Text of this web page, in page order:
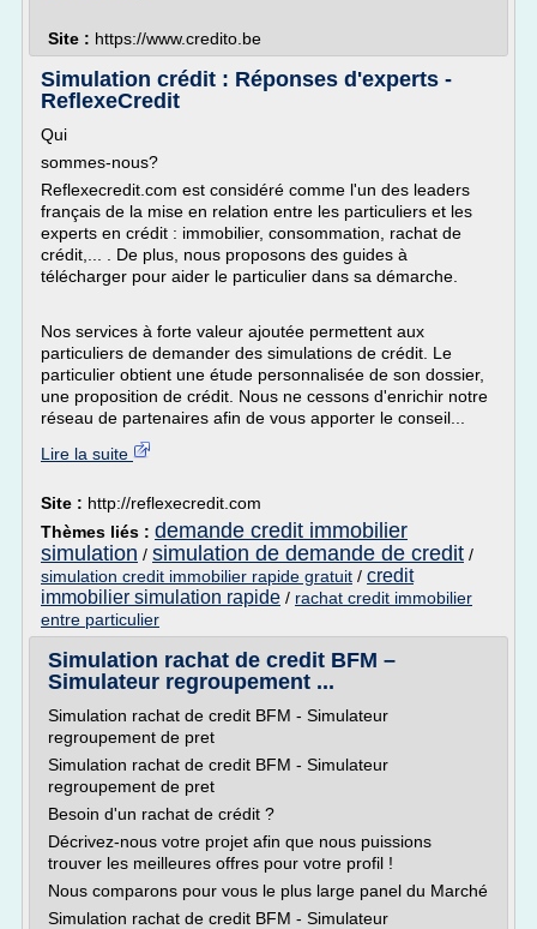
Site : https://www.credito.be
Simulation crédit : Réponses d'experts -
ReflexeCredit
Qui
sommes-nous?
Reflexecredit.com est considéré comme l'un des leaders
français de la mise en relation entre les particuliers et les
experts en crédit : immobilier, consommation, rachat de
crédit,... . De plus, nous proposons des guides à
télécharger pour aider le particulier dans sa démarche.
Nos services à forte valeur ajoutée permettent aux
particuliers de demander des simulations de crédit. Le
particulier obtient une étude personnalisée de son dossier,
une proposition de crédit. Nous ne cessons d'enrichir notre
réseau de partenaires afin de vous apporter le conseil...
Lire la suite
Site : http://reflexecredit.com
Thèmes liés : demande credit immobilier
simulation / simulation de demande de credit /
simulation credit immobilier rapide gratuit / credit
immobilier simulation rapide / rachat credit immobilier
entre particulier
Simulation rachat de credit BFM –
Simulateur regroupement ...
Simulation rachat de credit BFM - Simulateur
regroupement de pret
Simulation rachat de credit BFM - Simulateur
regroupement de pret
Besoin d'un rachat de crédit ?
Décrivez-nous votre projet afin que nous puissions
trouver les meilleures offres pour votre profil !
Nous comparons pour vous le plus large panel du Marché
Simulation rachat de credit BFM - Simulateur